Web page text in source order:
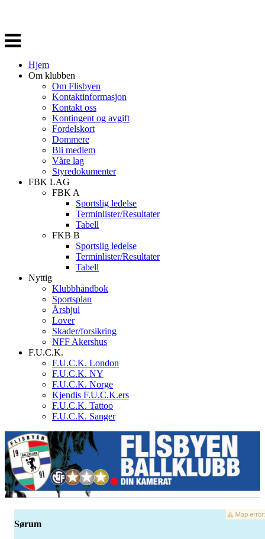
Veksle
navigasjon
Hjem
Om klubben
Om Flisbyen
Kontaktinformasjon
Kontakt oss
Kontingent og avgift
Fordelskort
Dommere
Bli medlem
Våre lag
Styredokumenter
FBK LAG
FBK A
Sportslig ledelse
Terminlister/Resultater
Tabell
FKB B
Sportslig ledelse
Terminlister/Resultater
Tabell
Nyttig
Klubbhåndbok
Sportsplan
Årshjul
Lover
Skader/forsikring
NFF Akershus
F.U.C.K.
F.U.C.K. London
F.U.C.K. NY
F.U.C.K. Norge
Kjendis F.U.C.K.ers
F.U.C.K. Tattoo
F.U.C.K. Sanger
Sørum